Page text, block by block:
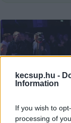
kecsup.hu -
Information
If you wish to
processing of